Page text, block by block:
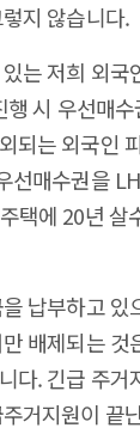
지 않습니다.
는 저희 외국
시 우선매
되는 외국인
매수권을
택에 20년
납부하고
배제되는
다. 긴급 주
거지원이 끝